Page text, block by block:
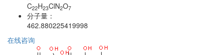
C22H23ClN2O7
分子量：
462.880225419998
在线咨询